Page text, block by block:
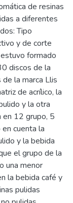
de resinas
a diferentes
Tipo
y de corte
formado
discos de la
la marca Llis
de acrílico, la
y la otra
en 12 grupo, 5
cuenta la
y la bebida
el grupo de la
una menor
la bebida café y
pulidas